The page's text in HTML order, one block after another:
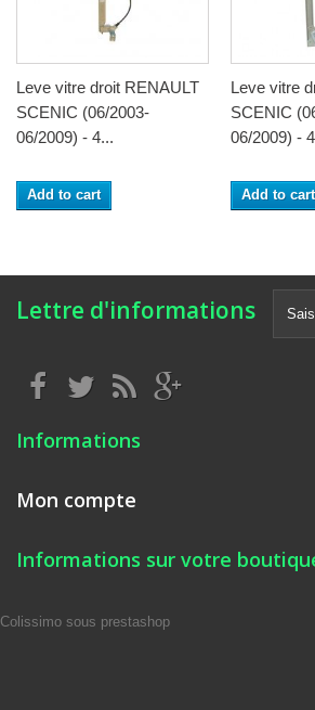
Leve vitre droit RENAULT
SCENIC (06/2003-
06/2009) - 4...
Add to cart
Leve vitre
SCENIC
06/2009) -
Add to cart
Lettre d'informations
Informations
Mon compte
Informations sur votre
Colissimo sous prestashop